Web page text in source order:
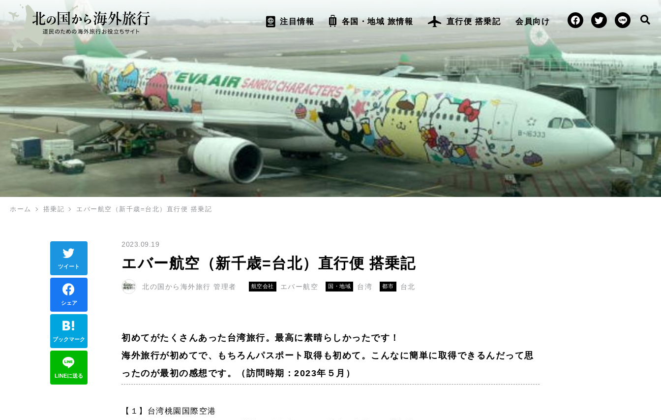
注目情報 各国・地域 旅情報 直行便 搭乗記 会員向け
ホーム 搭乗記 エバー航空（新千歳=台北）直行便 搭乗記
2023.09.19
エバー航空（新千歳=台北）直行便 搭乗記
北の国から海外旅行 管理者 航空会社 エバー航空 国・地域 台湾 都市 台北
ツイート
シェア
ブックマーク
LINEに送る
初めてがたくさんあった台湾旅行。最高に素晴らしかったです！
海外旅行が初めてで、もちろんパスポート取得も初めて。こんなに簡単に取得できるんだって思
ったのが最初の感想です。
（訪問時期：2023年５月）
【１】台湾桃園国際空港